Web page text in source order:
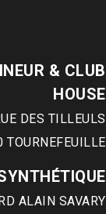
& CLUB
HOUSE
DES TILLEULS
TOURNEFEUILLE
ALAIN SAVARY